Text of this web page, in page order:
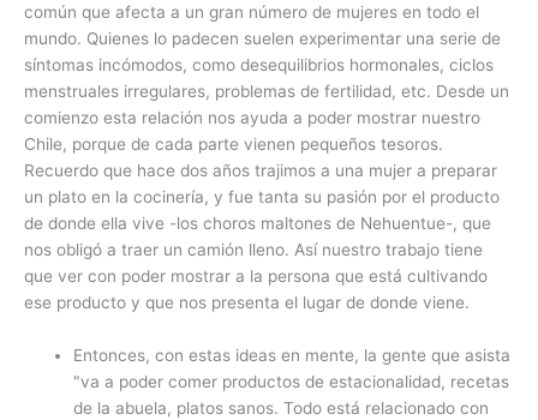
común que afecta a un gran número de mujeres en todo el
mundo. Quienes lo padecen suelen experimentar una serie de
síntomas incómodos, como desequilibrios hormonales, ciclos
menstruales irregulares, problemas de fertilidad, etc. Desde un
comienzo esta relación nos ayuda a poder mostrar nuestro
Chile, porque de cada parte vienen pequeños tesoros.
Recuerdo que hace dos años trajimos a una mujer a preparar
un plato en la cocinería, y fue tanta su pasión por el producto
de donde ella vive -los choros maltones de Nehuentue-, que
nos obligó a traer un camión lleno. Así nuestro trabajo tiene
que ver con poder mostrar a la persona que está cultivando
ese producto y que nos presenta el lugar de donde viene.
Entonces, con estas ideas en mente, la gente que asista
"va a poder comer productos de estacionalidad, recetas
de la abuela, platos sanos. Todo está relacionado con